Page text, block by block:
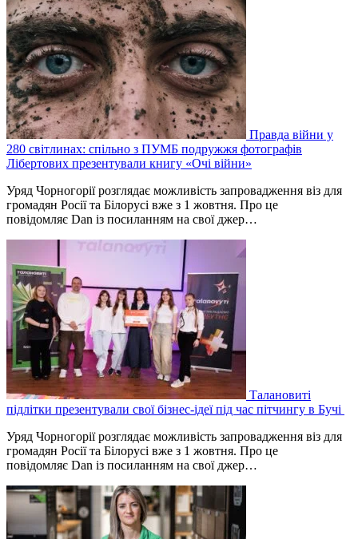
Правда війни у
280 світлинах: спільно з ПУМБ подружжя фотографів
Лібертових презентували книгу «Очі війни»
Уряд Чорногорії розглядає можливість запровадження віз для
громадян Росії та Білорусі вже з 1 жовтня. Про це
повідомляє Dan із посиланням на свої джер…
Талановиті
підлітки презентували свої бізнес-ідеї під час пітчингу в Бучі
Уряд Чорногорії розглядає можливість запровадження віз для
громадян Росії та Білорусі вже з 1 жовтня. Про це
повідомляє Dan із посиланням на свої джер…